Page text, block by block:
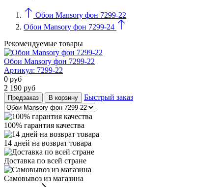
Обои Mansory фон 7299-22
Обои Mansory фон 7299-24
Рекомендуемые товары
Обои Mansory фон 7299-22
Артикул: 7299-22
0 руб
2 190 руб
Предзаказ В корзину Быстрый заказ
100% гарантия качества
14 дней на возврат товара
Доставка по всей стране
Самовывоз из магазина